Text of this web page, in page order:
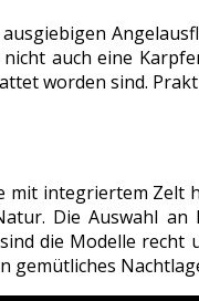
auch eine
worden sind.
integriertem
Die Auswahl
die Modelle
gemütliches